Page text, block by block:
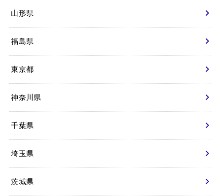
山形県
福島県
東京都
神奈川県
千葉県
埼玉県
茨城県